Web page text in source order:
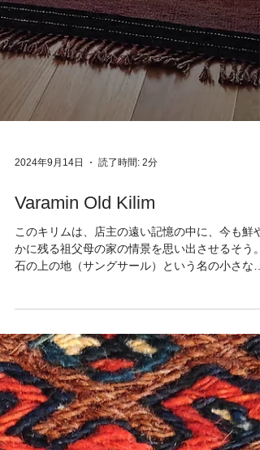
2024年9月14日 読了時間: 2分
Varamin Old Kilim
このキリムは、店主の遠い記憶の中に、今も鮮や